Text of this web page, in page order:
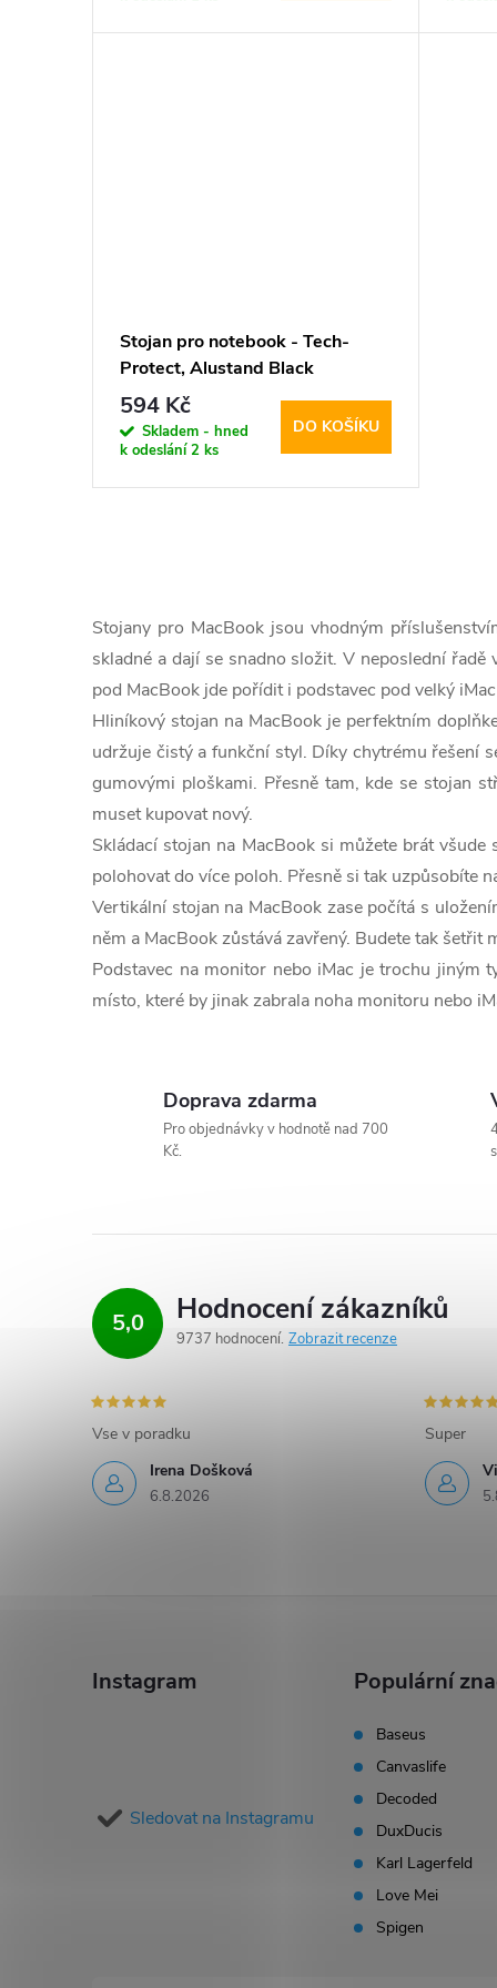
t
d
Stojan pro notebook - Tech-
Protect, Alustand Black
594 Kč
Skladem - hned
k odeslání2 ks
DO KOŠÍKU
v
l
á
d
a
c
í
p
r
v
p
s
u
Stojany pro MacBook jsou vhodným
skladné a dají se snadno složit. V neposlední
pod MacBook jde pořídit i podstavec pod velký
Hliníkový stojan na MacBook je perfektním
udržuje čistý a funkční styl. Díky chytrému řešení
gumovými ploškami. Přesně tam, kde se stojan
muset kupovat nový.
Skládací stojan na MacBook si můžete brát
polohovat do více poloh. Přesně si tak uzpůsobíte
Vertikální stojan na MacBook zase počítá s
něm a MacBook zůstává zavřený. Budete tak
Podstavec na monitor nebo iMac je trochu jiným
místo, které by jinak zabrala noha monitoru nebo
Doprava zdarma
Pro objednávky v hodnotě nad 700
Kč.
5,0 Hodnocení zákazníků
9737 hodnocení Zobrazit recenze
Irena Došková
6.8.2026
Vse v poradku
Super
Instagram
Sledovat na Instagramu
Populární
Baseus
Canvaslife
Decoded
DuxDucis
Karl Lagerfeld
Love Mei
Spigen